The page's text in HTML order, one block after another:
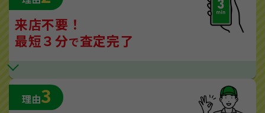
来店不要！
最短３分で査定完了
理由3